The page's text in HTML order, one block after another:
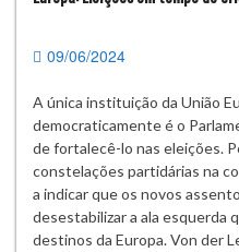
09/06/2024
A única instituição da União
democraticamente é o
de fortalecê-lo nas eleições.
constelações partidárias na
a indicar que os novos
desestabilizar a ala esquerda
destinos da Europa. Von der